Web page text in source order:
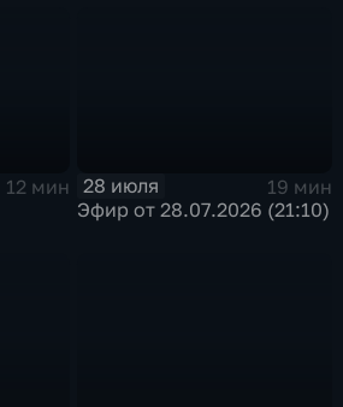
12 мин
28 июля
19 мин
Эфир от 28.07.2026 (21:10)